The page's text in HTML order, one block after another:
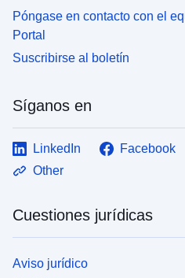
Recursos
espacial:
Periodicidad de
acumulación:
Póngase en contacto con el
Portal
Suscribirse al boletín
Síganos en
LinkedIn Facebook
Other
Cuestiones jurídicas
Aviso jurídico